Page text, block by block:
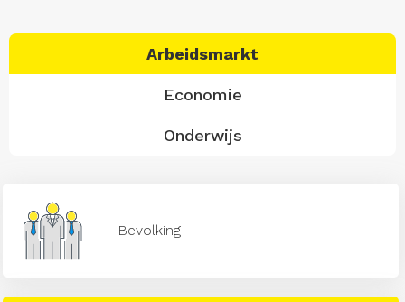
Arbeidsmarkt
Economie
Onderwijs
Bevolking